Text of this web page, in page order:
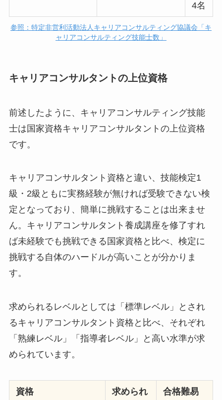
4名
参照：特定非営利活動法人キャリアコンサルティング協議会「キ
ャリアコンサルティング技能士数」
キャリアコンサルタントの上位資格
前述したように、キャリアコンサルティング技能
士は国家資格キャリアコンサルタントの上位資格
です。
キャリアコンサルタント資格と違い、技能検定1
級・2級ともに実務経験が無ければ受験できない検
定となっており、簡単に挑戦することは出来ませ
ん。キャリアコンサルタント養成講座を修了すれ
ば未経験でも挑戦できる国家資格と比べ、検定に
挑戦する自体のハードルが高いことが分かりま
す。
求められるレベルとしては「標準レベル」とされ
るキャリアコンサルタント資格と比べ、それぞれ
「熟練レベル」「指導者レベル」と高い水準が求
められています。
資格
求められ
合格難易